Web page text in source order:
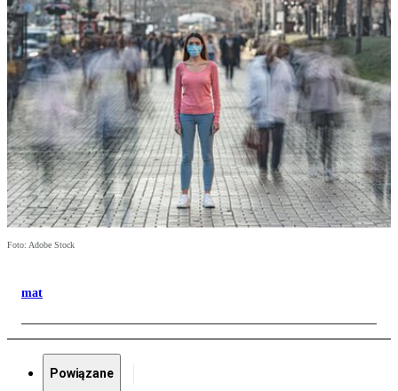
Foto: Adobe Stock
mat
Powiązane